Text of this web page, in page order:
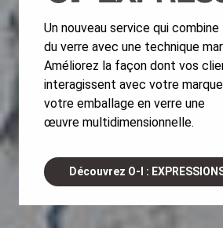
Un nouveau service qui
du verre avec une technique
Améliorez la façon dont vos
interagissent avec votre
votre emballage en verre une
œuvre multidimensionnelle.
Découvrez O-I :